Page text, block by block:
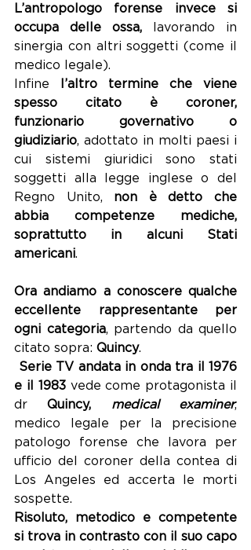
L’antropologo forense invece si
occupa delle ossa, lavorando in
sinergia con altri soggetti (come il
medico legale).
Infine
l’altro termine che viene
spesso citato è coroner,
funzionario governativo o
giudiziario, adottato in molti paesi i
cui sistemi giuridici sono stati
soggetti alla legge inglese o del
Regno Unito, non è detto che
abbia competenze mediche,
soprattutto in alcuni Stati
americani.
Ora andiamo a conoscere qualche
eccellente rappresentante per
ogni categoria, partendo da quello
citato sopra: Quincy.
Serie TV andata in onda tra il 1976
e il 1983 vede come protagonista il
dr Quincy, medical examiner,
medico legale per la precisione
patologo forense che lavora per
ufficio del coroner della contea di
Los Angeles ed accerta le morti
sospette.
Risoluto, metodico e competente
si trova in contrasto con il suo capo